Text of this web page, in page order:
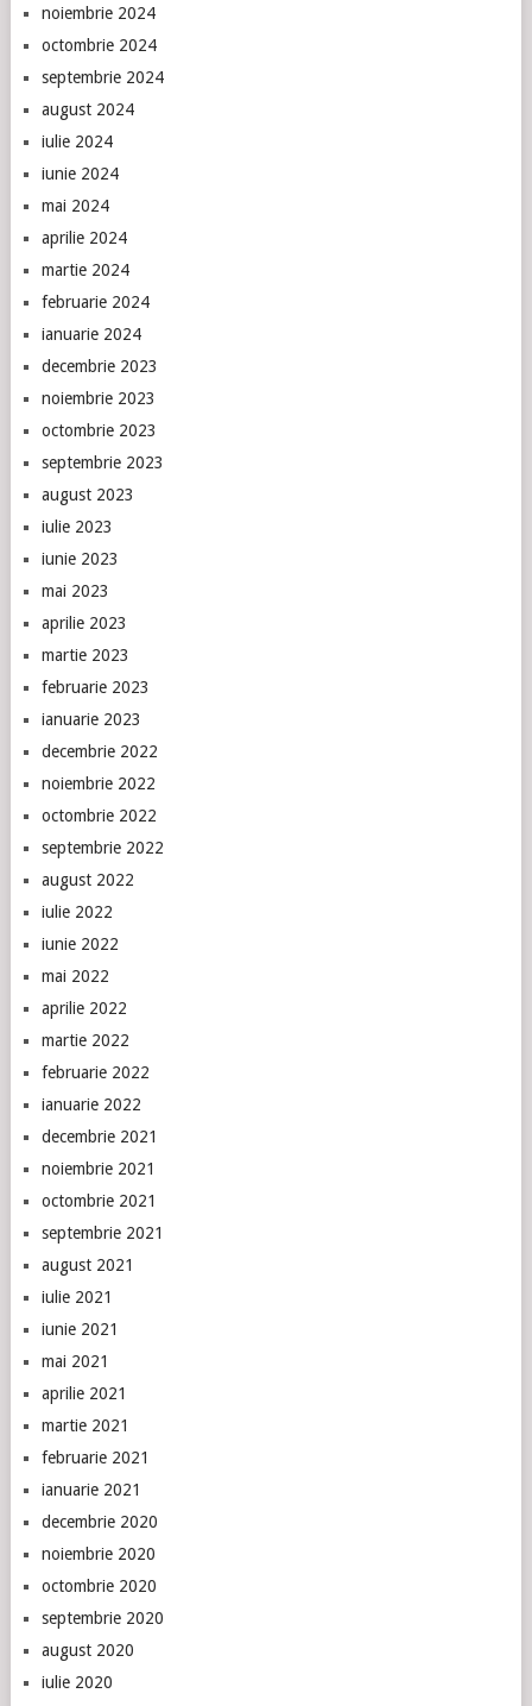
noiembrie 2024
octombrie 2024
septembrie 2024
august 2024
iulie 2024
iunie 2024
mai 2024
aprilie 2024
martie 2024
februarie 2024
ianuarie 2024
decembrie 2023
noiembrie 2023
octombrie 2023
septembrie 2023
august 2023
iulie 2023
iunie 2023
mai 2023
aprilie 2023
martie 2023
februarie 2023
ianuarie 2023
decembrie 2022
noiembrie 2022
octombrie 2022
septembrie 2022
august 2022
iulie 2022
iunie 2022
mai 2022
aprilie 2022
martie 2022
februarie 2022
ianuarie 2022
decembrie 2021
noiembrie 2021
octombrie 2021
septembrie 2021
august 2021
iulie 2021
iunie 2021
mai 2021
aprilie 2021
martie 2021
februarie 2021
ianuarie 2021
decembrie 2020
noiembrie 2020
octombrie 2020
septembrie 2020
august 2020
iulie 2020